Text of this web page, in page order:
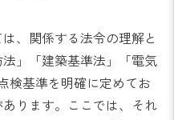
、関係する法令の理解と
」「建築基準法」「電気
検基準を明確に定めてお
ります。ここでは、それ